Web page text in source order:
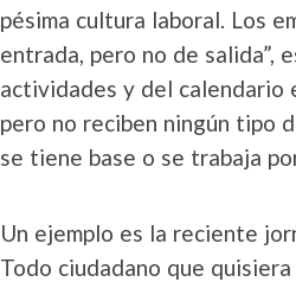
pésima cultura laboral. Los
entrada, pero no de salida”,
actividades y del calendario
pero no reciben ningún tipo
se tiene base o se trabaja
Un ejemplo es la reciente
Todo ciudadano que